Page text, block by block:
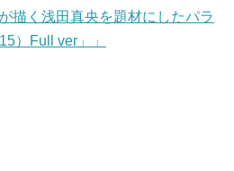
描く浅田真央を題材にしたパラ
）Full ver」」